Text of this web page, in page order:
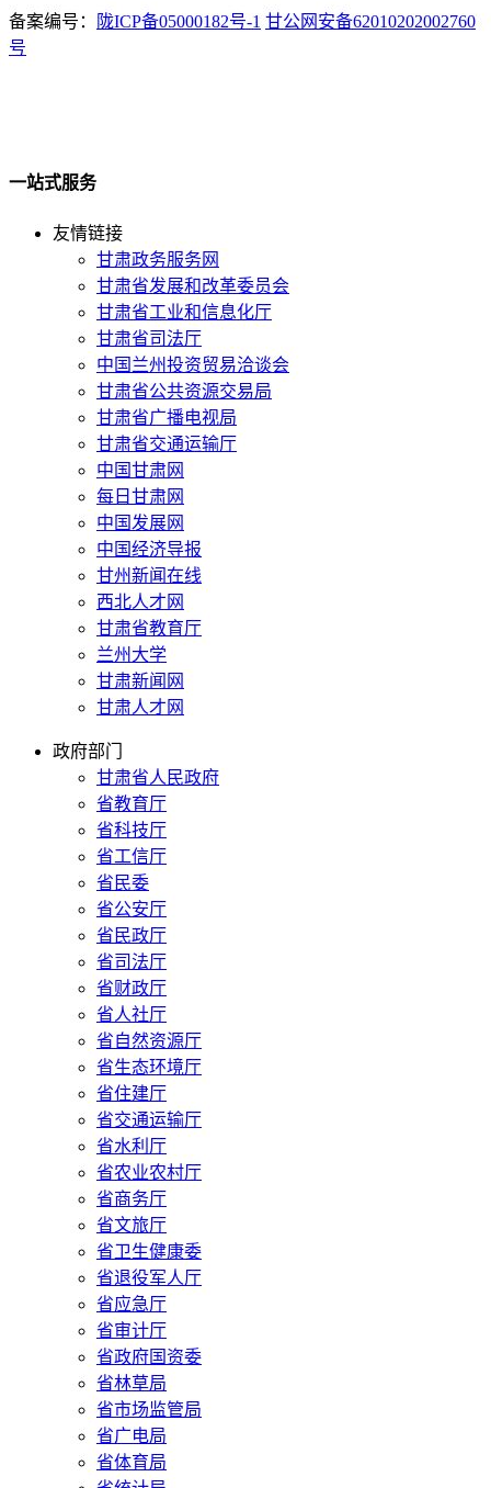
备案编号： 陇ICP备05000182号-1 甘公网安备62010202002760
号
一站式服务
友情链接
甘肃政务服务网
甘肃省发展和改革委员会
甘肃省工业和信息化厅
甘肃省司法厅
中国兰州投资贸易洽谈会
甘肃省公共资源交易局
甘肃省广播电视局
甘肃省交通运输厅
中国甘肃网
每日甘肃网
中国发展网
中国经济导报
甘州新闻在线
西北人才网
甘肃省教育厅
兰州大学
甘肃新闻网
甘肃人才网
政府部门
甘肃省人民政府
省教育厅
省科技厅
省工信厅
省民委
省公安厅
省民政厅
省司法厅
省财政厅
省人社厅
省自然资源厅
省生态环境厅
省住建厅
省交通运输厅
省水利厅
省农业农村厅
省商务厅
省文旅厅
省卫生健康委
省退役军人厅
省应急厅
省审计厅
省政府国资委
省林草局
省市场监管局
省广电局
省体育局